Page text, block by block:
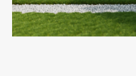
Veelgestelde vragen